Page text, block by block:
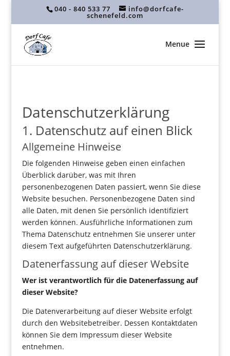
040 - 840 533 77 info@dorfcafe-
schenefeld.com
Datenschutzerklärung
1. Datenschutz auf einen Blick
Allgemeine Hinweise
Die folgenden Hinweise geben einen einfachen
Überblick darüber, was mit Ihren
personenbezogenen Daten passiert, wenn Sie diese
Website besuchen. Personenbezogene Daten sind
alle Daten, mit denen Sie persönlich identifiziert
werden können. Ausführliche Informationen zum
Thema Datenschutz entnehmen Sie unserer unter
diesem Text aufgeführten Datenschutzerklärung.
Datenerfassung auf dieser Website
Wer ist verantwortlich für die Datenerfassung auf
dieser Website?
Die Datenverarbeitung auf dieser Website erfolgt
durch den Websitebetreiber. Dessen Kontaktdaten
können Sie dem Impressum dieser Website
entnehmen.